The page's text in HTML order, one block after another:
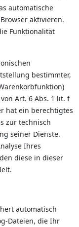
automatische
aktivieren.
Funktionalität
bestimmter,
Art. 6 Abs. 1 lit. f
hat ein berechtigtes
zur technisch
seiner Dienste.
Ihres
diese in dieser
automatisch
Dateien, die Ihr